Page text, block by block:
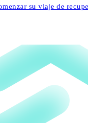
su viaje de